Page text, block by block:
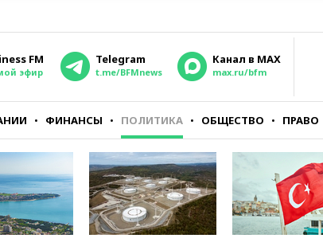
FM
эфир
Telegram
t.me/BFMnews
Канал в MAX
max.ru/bfm
ФИНАНСЫ ПОЛИТИКА ОБЩЕСТВО ПРАВО